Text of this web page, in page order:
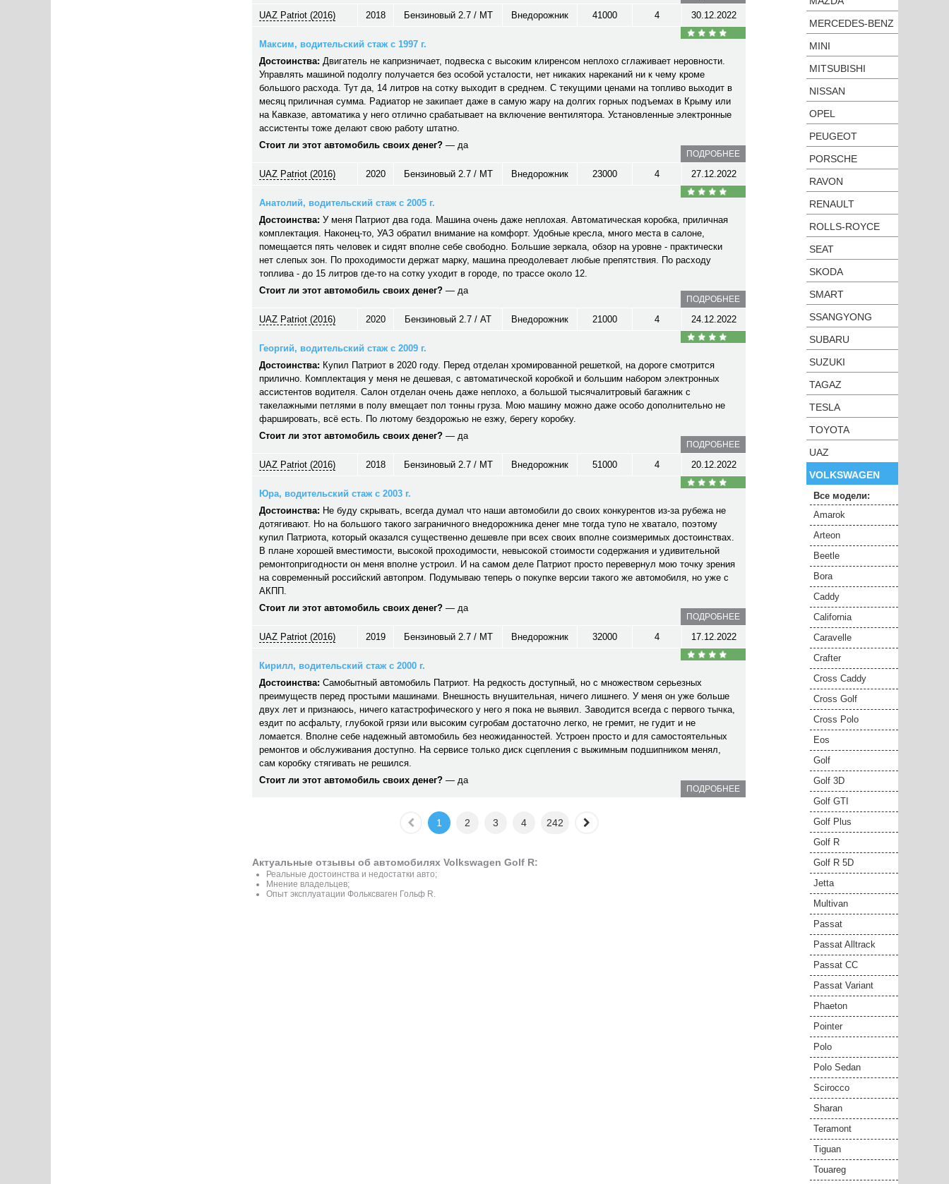
UAZ Patriot (2016) 2018 Бензиновый 2.7 / MT Внедорожник 41000 4 30.12.2022
Максим, водительский стаж с 1997 г.
Достоинства: Двигатель не капризничает, подвеска с высоким клиренсом неплохо сглаживает неровности.
Управлять машиной подолгу получается без особой усталости, нет никаких нареканий ни к чему кроме
большого расхода. Тут да, 14 литров на сотку выходит в среднем. С текущими ценами на топливо выходит в
месяц приличная сумма. Радиатор не закипает даже в самую жару на долгих горных подъемах в Крыму или
на Кавказе, автоматика у него отлично срабатывает на включение вентилятора. Установленные электронные
ассистенты тоже делают свою работу штатно.
Стоит ли этот автомобиль своих денег? — да
ПОДРОБНЕЕ
UAZ Patriot (2016) 2020 Бензиновый 2.7 / MT Внедорожник 23000 4 27.12.2022
Анатолий, водительский стаж с 2005 г.
Достоинства: У меня Патриот два года. Машина очень даже неплохая. Автоматическая коробка, приличная
комплектация. Наконец-то, УАЗ обратил внимание на комфорт. Удобные кресла, много места в салоне,
помещается пять человек и сидят вполне себе свободно. Большие зеркала, обзор на уровне - практически
нет слепых зон. По проходимости держат марку, машина преодолевает любые препятствия. По расходу
топлива - до 15 литров где-то на сотку уходит в городе, по трассе около 12.
Стоит ли этот автомобиль своих денег? — да
ПОДРОБНЕЕ
UAZ Patriot (2016) 2020 Бензиновый 2.7 / AT Внедорожник 21000 4 24.12.2022
Георгий, водительский стаж с 2009 г.
Достоинства: Купил Патриот в 2020 году. Перед отделан хромированной решеткой, на дороге смотрится
прилично. Комплектация у меня не дешевая, с автоматической коробкой и большим набором электронных
ассистентов водителя. Салон отделан очень даже неплохо, а большой тысячалитровый багажник с
такелажными петлями в полу вмещает пол тонны груза. Мою машину можно даже особо дополнительно не
фаршировать, всё есть. По лютому бездорожью не езжу, берегу коробку.
Стоит ли этот автомобиль своих денег? — да
ПОДРОБНЕЕ
UAZ Patriot (2016) 2018 Бензиновый 2.7 / MT Внедорожник 51000 4 20.12.2022
Юра, водительский стаж с 2003 г.
Достоинства: Не буду скрывать, всегда думал что наши автомобили до своих конкурентов из-за рубежа не
дотягивают. Но на большого такого заграничного внедорожника денег мне тогда тупо не хватало, поэтому
купил Патриота, который оказался существенно дешевле при всех своих вполне соизмеримых достоинствах.
В плане хорошей вместимости, высокой проходимости, невысокой стоимости содержания и удивительной
ремонтопригодности он меня вполне устроил. И на самом деле Патриот просто перевернул мою точку зрения
на современный российский автопром. Подумываю теперь о покупке версии такого же автомобиля, но уже с
АКПП.
Стоит ли этот автомобиль своих денег? — да
ПОДРОБНЕЕ
UAZ Patriot (2016) 2019 Бензиновый 2.7 / MT Внедорожник 32000 4 17.12.2022
Кирилл, водительский стаж с 2000 г.
Достоинства: Самобытный автомобиль Патриот. На редкость доступный, но с множеством серьезных
преимуществ перед простыми машинами. Внешность внушительная, ничего лишнего. У меня он уже больше
двух лет и признаюсь, ничего катастрофического у него я пока не выявил. Заводится всегда с первого тычка,
ездит по асфальту, глубокой грязи или высоким сугробам достаточно легко, не гремит, не гудит и не
ломается. Вполне себе надежный автомобиль без неожиданностей. Устроен просто и для самостоятельных
ремонтов и обслуживания доступно. На сервисе только диск сцепления с выжимным подшипником менял,
сам коробку стягивать не решился.
Стоит ли этот автомобиль своих денег? — да
ПОДРОБНЕЕ
1 2 3 4 242
Актуальные отзывы об автомобилях Volkswagen Golf R:
Реальные достоинства и недостатки авто;
Мнение владельцев;
Опыт эксплуатации Фольксваген Гольф R.
MERCEDES-BENZ
MINI
MITSUBISHI
NISSAN
OPEL
PEUGEOT
PORSCHE
RAVON
RENAULT
ROLLS-ROYCE
SEAT
SKODA
SMART
SSANGYONG
SUBARU
SUZUKI
TAGAZ
TESLA
TOYOTA
UAZ
VOLKSWAGEN
Все модели:
Amarok
Arteon
Beetle
Bora
Caddy
California
Caravelle
Crafter
Cross Caddy
Cross Golf
Cross Polo
Eos
Golf
Golf 3D
Golf GTI
Golf Plus
Golf R
Golf R 5D
Jetta
Multivan
Passat
Passat Alltrack
Passat CC
Passat Variant
Phaeton
Pointer
Polo
Polo Sedan
Scirocco
Sharan
Teramont
Tiguan
Touareg